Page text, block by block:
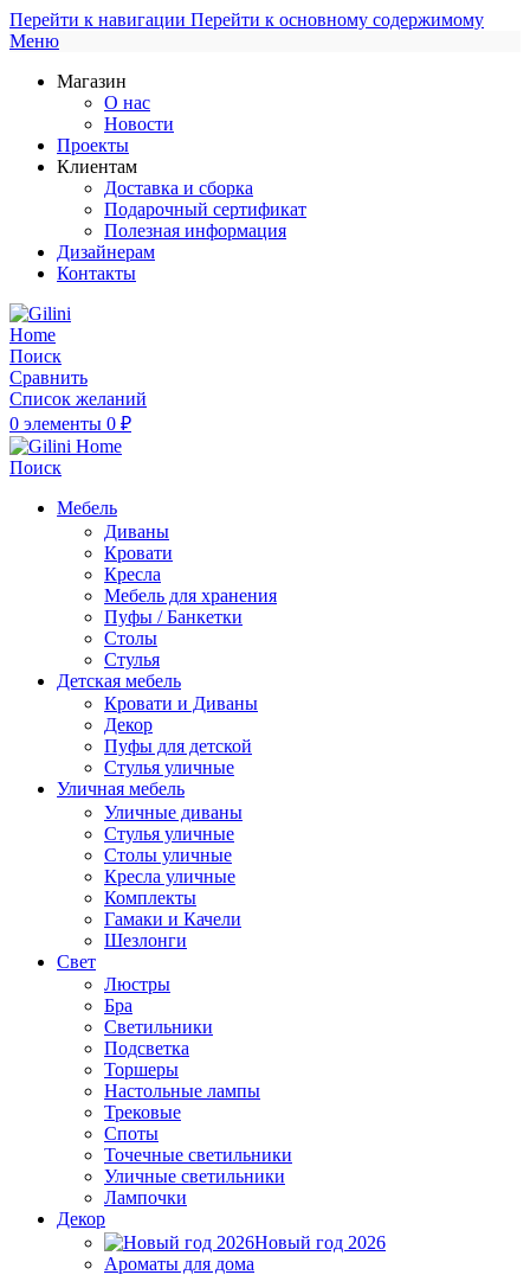
Перейти к навигации Перейти к основному содержимому
Меню
Магазин
О нас
Новости
Проекты
Клиентам
Доставка и сборка
Подарочный сертификат
Полезная информация
Дизайнерам
Контакты
Поиск
Сравнить
Список желаний
0 элементы 0 ₽
Поиск
Мебель
Диваны
Кровати
Кресла
Мебель для хранения
Пуфы / Банкетки
Столы
Стулья
Детская мебель
Кровати и Диваны
Декор
Пуфы для детской
Стулья уличные
Уличная мебель
Уличные диваны
Стулья уличные
Столы уличные
Кресла уличные
Комплекты
Гамаки и Качели
Шезлонги
Свет
Люстры
Бра
Светильники
Подсветка
Торшеры
Настольные лампы
Трековые
Споты
Точечные светильники
Уличные светильники
Лампочки
Декор
Новый год 2026
Ароматы для дома